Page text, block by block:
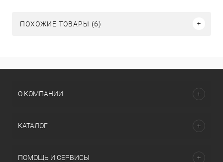
ПОХОЖИЕ ТОВАРЫ (6)
О КОМПАНИИ
КАТАЛОГ
ПОМОЩЬ И СЕРВИСЫ